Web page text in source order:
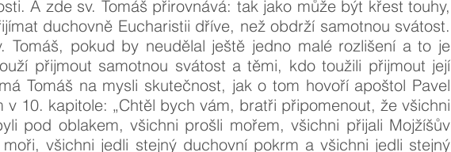
A zde sv. Tomáš přirovnává: tak jako může být křest touhy,
duchovně Eucharistii dříve, než obdrží samotnou svátost.
Tomáš, pokud by neudělal ještě jedno malé rozlišení a to je
přijmout samotnou svátost a těmi, kdo toužili přijmout její
Tomáš na mysli skutečnost, jak o tom hovoří apoštol Pavel
v 10. kapitole: „Chtěl bych vám, bratři připomenout, že všichni
pod oblakem, všichni prošli mořem, všichni přijali Mojžíšův
všichni jedli stejný duchovní pokrm a všichni jedli stejný